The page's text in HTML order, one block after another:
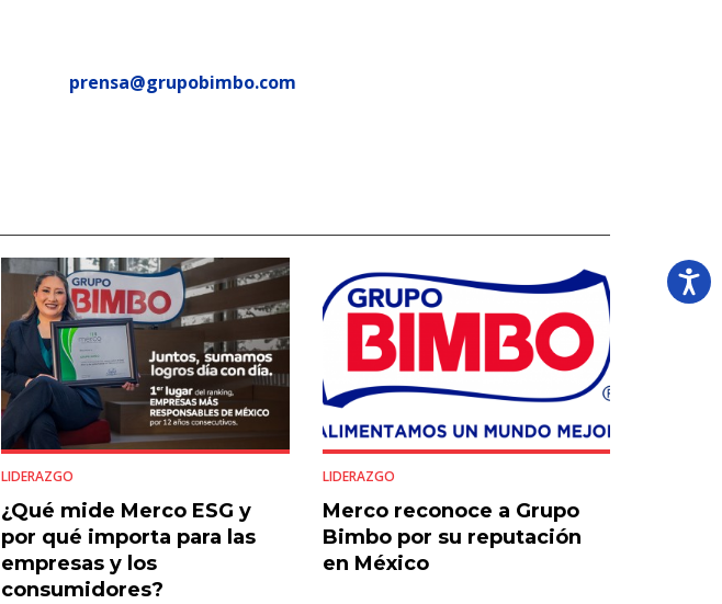
prensa@grupobimbo.com
LIDERAZGO
¿Qué mide Merco ESG y
por qué importa para las
empresas y los
consumidores?
LIDERAZGO
Merco reconoce a Grupo
Bimbo por su reputación
en México